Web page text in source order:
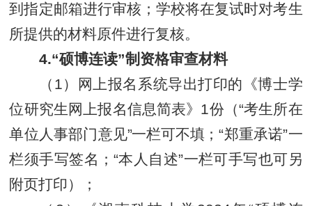
到指定邮箱进行审核；学校将在复试时对考生
所提供的材料原件进行复核。
4.“硕博连读”制资格审查材料
（1）网上报名系统导出打印的《博士学
位研究生网上报名信息简表》1份（“考生所在
单位人事部门意 见”一栏可不填 ；“郑重承诺”一
栏须手写签名；“本人自述”一栏可手写也可另
附页打印）；